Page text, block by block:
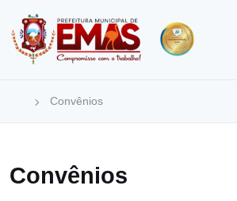
Convênios
Convênios